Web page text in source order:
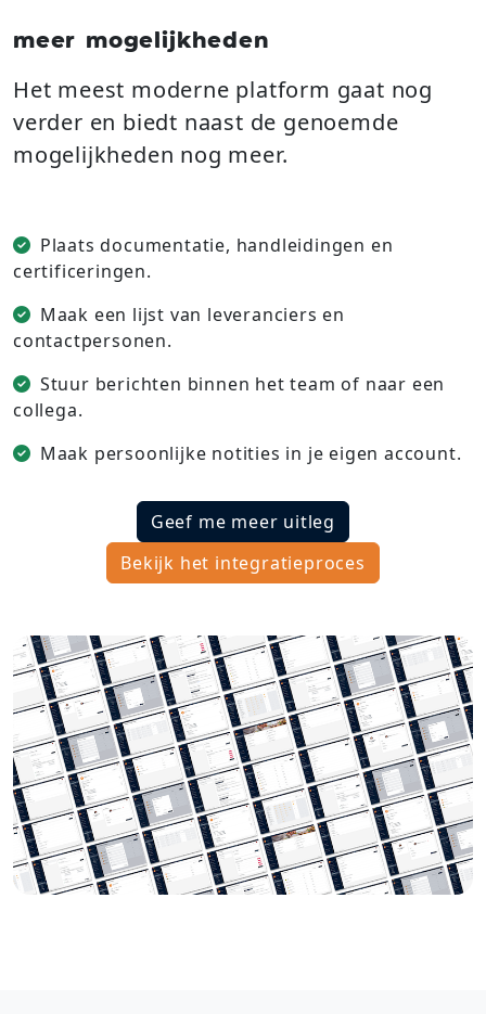
meer mogelijkheden
Het meest moderne platform gaat nog
verder en biedt naast de genoemde
mogelijkheden nog meer.
Plaats documentatie, handleidingen en
certificeringen.
Maak een lijst van leveranciers en
contactpersonen.
Stuur berichten binnen het team of naar een
collega.
Maak persoonlijke notities in je eigen account.
Geef me meer uitleg
Bekijk het integratieproces